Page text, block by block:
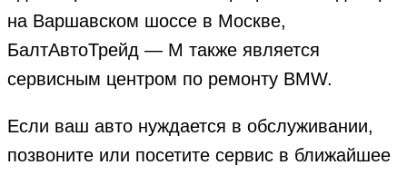
на Варшавском шоссе в Москве,
БалтАвтоТрейд — М также является
сервисным центром по ремонту BMW.
Если ваш авто нуждается в обслуживании,
позвоните или посетите сервис в ближайшее